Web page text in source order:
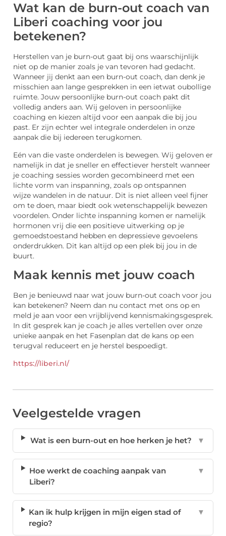
Wat kan de burn-out coach van
Liberi coaching voor jou
betekenen?
Herstellen van je burn-out gaat bij ons waarschijnlijk
niet op de manier zoals je van tevoren had gedacht.
Wanneer jij denkt aan een burn-out coach, dan denk je
misschien aan lange gesprekken in een ietwat oubollige
ruimte. Jouw persoonlijke burn-out coach pakt dit
volledig anders aan. Wij geloven in persoonlijke
coaching en kiezen altijd voor een aanpak die bij jou
past. Er zijn echter wel integrale onderdelen in onze
aanpak die bij iedereen terugkomen.
Eén van die vaste onderdelen is bewegen. Wij geloven er
namelijk in dat je sneller en effectiever herstelt wanneer
je coaching sessies worden gecombineerd met een
lichte vorm van inspanning, zoals op ontspannen
wijze wandelen in de natuur. Dit is niet alleen veel fijner
om te doen, maar biedt ook wetenschappelijk bewezen
voordelen. Onder lichte inspanning komen er namelijk
hormonen vrij die een positieve uitwerking op je
gemoedstoestand hebben en depressieve gevoelens
onderdrukken. Dit kan altijd op een plek bij jou in de
buurt.
Maak kennis met jouw coach
Ben je benieuwd naar wat jouw burn-out coach voor jou
kan betekenen? Neem dan nu contact met ons op en
meld je aan voor een vrijblijvend kennismakingsgesprek.
In dit gesprek kan je coach je alles vertellen over onze
unieke aanpak en het Fasenplan dat de kans op een
terugval reduceert en je herstel bespoedigt.
https://liberi.nl/
Veelgestelde vragen
Wat is een burn-out en hoe herken je het? ▼
Hoe werkt de coaching aanpak van
Liberi?
▼
Kan ik hulp krijgen in mijn eigen stad of
regio?
▼